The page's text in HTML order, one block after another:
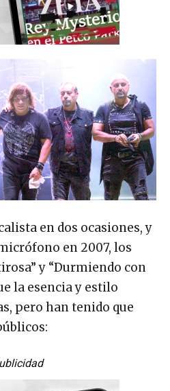
en dos ocasiones, y
en 2007, los
y “Durmiendo con
la esencia y estilo
pero han tenido que